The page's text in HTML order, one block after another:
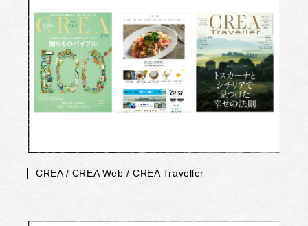
CREA / CREA Web / CREA Traveller